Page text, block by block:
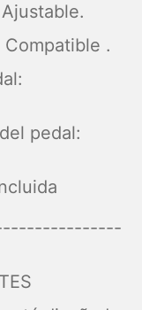
.
pedal: